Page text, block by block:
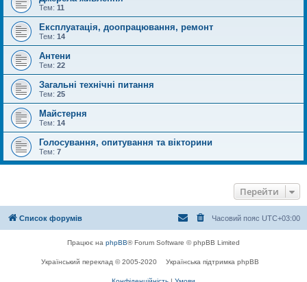
Тем: 11
Експлуатація, доопрацювання, ремонт
Тем: 14
Антени
Тем: 22
Загальні технічні питання
Тем: 25
Майстерня
Тем: 14
Голосування, опитування та вікторини
Тем: 7
Перейти
Список форумів Часовий пояс UTC+03:00
Працює на phpBB® Forum Software © phpBB Limited
Український переклад © 2005-2020 Українська підтримка phpBB